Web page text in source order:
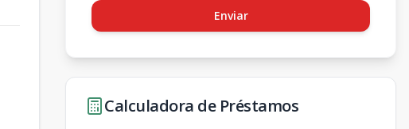
Enviar
Calculadora de Préstamos